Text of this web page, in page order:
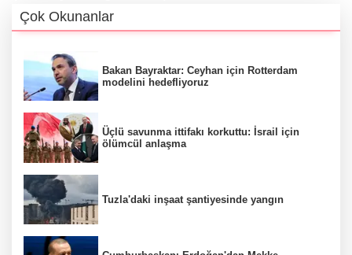
Çok Okunanlar
Bakan Bayraktar: Ceyhan için Rotterdam
modelini hedefliyoruz
Üçlü savunma ittifakı korkuttu: İsrail için
ölümcül anlaşma
Tuzla'daki inşaat şantiyesinde yangın